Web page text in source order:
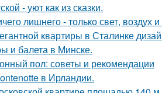
- уют как из сказки.
лишнего - только свет, воздух
квартиры в Сталинке
и балета в Минске.
пол: советы и рекомендации
в Ирландии.